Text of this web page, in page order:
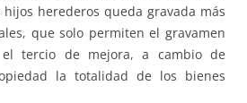
herederos queda gravada más
que solo permiten el gravamen
tercio de mejora, a cambio de
la totalidad de los bienes